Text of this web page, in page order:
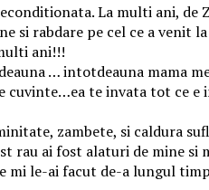
La multi ani, de
si rabdare pe cel ce a venit
ani!!!
… intotdeauna mama
cuvinte…ea te invata tot ce
zambete, si caldura
rau ai fost alaturi de mine si
le-ai facut de-a lungul